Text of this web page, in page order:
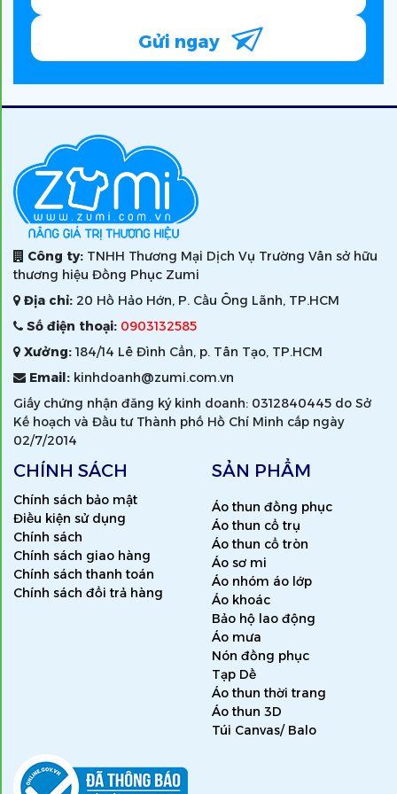
Gửi ngay
Công ty: TNHH Thương Mại Dịch Vụ Trường Vân sở hữu
thương hiệu Đồng Phục Zumi
Địa chỉ: 20 Hồ Hảo Hớn, P. Cầu Ông Lãnh, TP.HCM
Số điện thoại: 0903132585
Xưởng:184/14 Lê Đình Cẩn, p. Tân Tạo, TP.HCM
Email: kinhdoanh@zumi.com.vn
Giấy chứng nhận đăng ký kinh doanh: 0312840445 do Sở
Kế hoạch và Đầu tư Thành phố Hồ Chí Minh cấp ngày
02/7/2014
CHÍNH SÁCH
Chính sách bảo mật
Điều kiện sử dụng
Chính sách
Chính sách giao hàng
Chính sách thanh toán
Chính sách đổi trả hàng
SẢN PHẨM
Áo thun đồng phục
Áo thun cổ trụ
Áo thun cổ tròn
Áo sơ mi
Áo nhóm áo lớp
Áo khoác
Bảo hộ lao động
Áo mưa
Nón đồng phục
Tạp Dề
Áo thun thời trang
Áo thun 3D
Túi Canvas/ Balo